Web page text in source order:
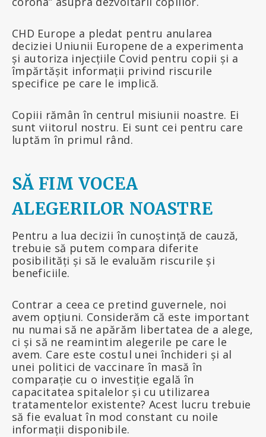
CHD Europe a pledat pentru anularea
deciziei Uniunii Europene de a experimenta
și autoriza injecțiile Covid pentru copii și a
împărtășit informații privind riscurile
specifice pe care le implică.
Copiii rămân în centrul misiunii noastre. Ei
sunt viitorul nostru. Ei sunt cei pentru care
luptăm în primul rând.
SĂ FIM VOCEA
ALEGERILOR NOASTRE
Pentru a lua decizii în cunoștință de cauză,
trebuie să putem compara diferite
posibilități și să le evaluăm riscurile și
beneficiile.
Contrar a ceea ce pretind guvernele, noi
avem opțiuni. Considerăm că este important
nu numai să ne apărăm libertatea de a alege,
ci și să ne reamintim alegerile pe care le
avem. Care este costul unei închideri și al
unei politici de vaccinare în masă în
comparație cu o investiție egală în
capacitatea spitalelor și cu utilizarea
tratamentelor existente? Acest lucru trebuie
să fie evaluat în mod constant cu noile
informații disponibile.